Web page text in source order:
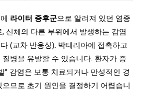
라이터 증후군으로 알려져 있던 염증
신체의 다른 부위에서 발생하는 감염
(교차 반응성). 박테리아에 접촉하고
병을 유발할 수 있습니다. 환자가 증
” 감염은 보통 치료되거나 만성적인 경
므로 초기 원인을 결정하기 어렵습니